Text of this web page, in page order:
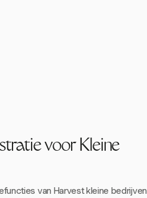
voor Kleine
van Harvest kleine bedrijven